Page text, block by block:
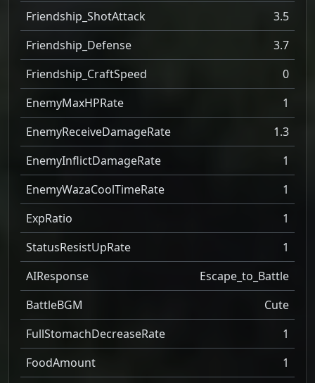
Friendship_ShotAttack
3.5
Friendship_Defense
3.7
Friendship_CraftSpeed
0
EnemyMaxHPRate
1
EnemyReceiveDamageRate
1.3
EnemyInflictDamageRate
1
EnemyWazaCoolTimeRate
1
ExpRatio
1
StatusResistUpRate
1
AIResponse
Escape_to_Battle
BattleBGM
Cute
FullStomachDecreaseRate
1
FoodAmount
1